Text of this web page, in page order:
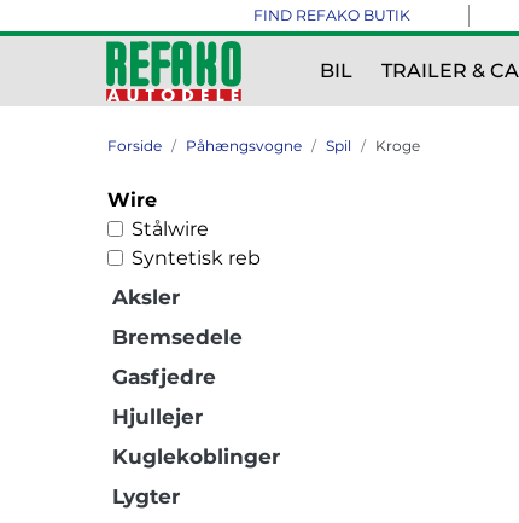
FIND REFAKO BUTIK
BIL TRAILER &
Forside Påhængsvogne Spil Kroge
Wire
Stålwire
Syntetisk reb
Aksler
Bremsedele
Gasfjedre
Hjullejer
Kuglekoblinger
Lygter